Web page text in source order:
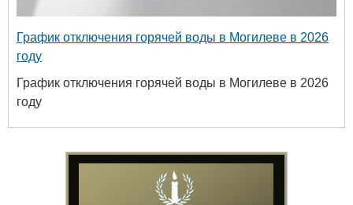
График отключения горячей воды в Могилеве в 2026
году
График отключения горячей воды в Могилеве в 2026
году